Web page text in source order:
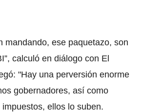
mandando, ese paquetazo, son
calculó en diálogo con El
"Hay una perversión enorme
gobernadores, así como
ellos lo suben.